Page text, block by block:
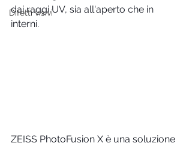
Difetti visivi
dai raggi UV, sia all'aperto che in
interni.
ZEISS PhotoFusion X è una soluzione